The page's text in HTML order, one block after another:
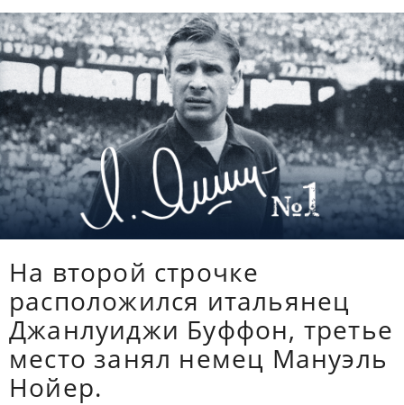
На второй строчке
расположился итальянец
Джанлуиджи Буффон, третье
место занял немец Мануэль
Нойер.